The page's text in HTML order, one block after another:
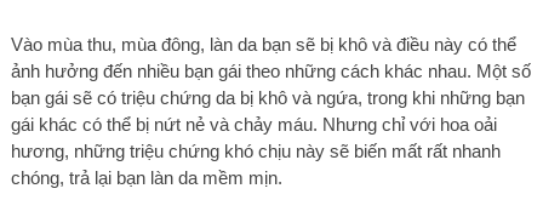
Vào mùa thu, mùa đông, làn da bạn sẽ bị khô và điều này có thể
ảnh hưởng đến nhiều bạn gái theo những cách khác nhau. Một số
bạn gái sẽ có triệu chứng da bị khô và ngứa, trong khi những bạn
gái khác có thể bị nứt nẻ và chảy máu. Nhưng chỉ với hoa oải
hương, những triệu chứng khó chịu này sẽ biến mất rất nhanh
chóng, trả lại bạn làn da mềm mịn.